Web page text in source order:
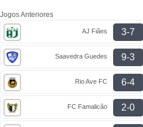
Jogos Anteriores
AJ Fiães 3-7
Saavedra Guedes 9-3
Rio Ave FC 6-4
FC Famalicão 2-0